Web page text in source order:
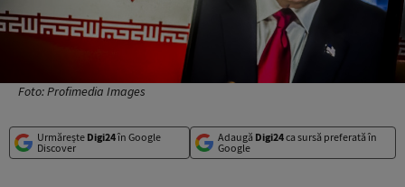
Foto: Profimedia Images
Urmărește Digi24în Google
Discover
Adaugă Digi24ca sursă preferată în
Google